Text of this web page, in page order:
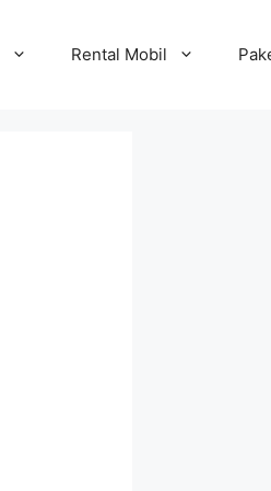
Rental Mobil